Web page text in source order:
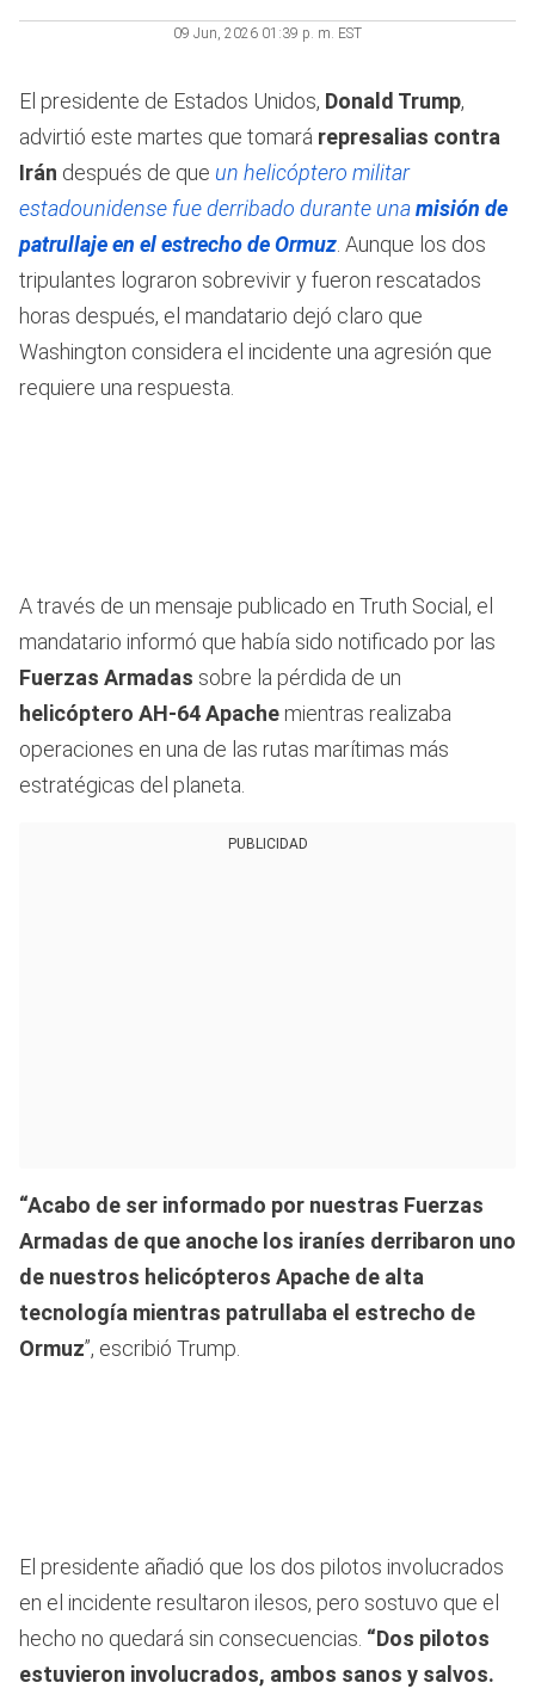
09 Jun, 2026 01:39 p. m. EST
El presidente de Estados Unidos, Donald Trump,
advirtió este martes que tomará represalias contra
Irán después de que un helicóptero militar
estadounidense fue derribado durante unamisión de
patrullaje en el estrecho de Ormuz . Aunque los dos
tripulantes lograron sobrevivir y fueron rescatados
horas después, el mandatario dejó claro que
Washington considera el incidente una agresión que
requiere una respuesta.
A través de un mensaje publicado en Truth Social, el
mandatario informó que había sido notificado por las
Fuerzas Armadas sobre la pérdida de un
helicóptero AH-64 Apache mientras realizaba
operaciones en una de las rutas marítimas más
estratégicas del planeta.
PUBLICIDAD
“Acabo de ser informado por nuestras Fuerzas
Armadas de que anoche los iraníes derribaron uno
de nuestros helicópteros Apache de alta
tecnología mientras patrullaba el estrecho de
Ormuz”, escribió Trump.
El presidente añadió que los dos pilotos involucrados
en el incidente resultaron ilesos, pero sostuvo que el
hecho no quedará sin consecuencias. “Dos pilotos
estuvieron involucrados, ambos sanos y salvos.